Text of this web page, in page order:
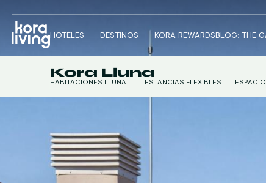
HOTELES DESTINOS KORA REWARDSBLOG: THE
Kora Lluna
HABITACIONES LLUNA
ESTUDIOS LLUNA
ESTANCIAS FLEXIBLES